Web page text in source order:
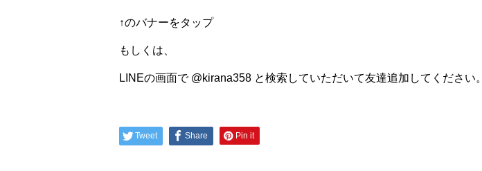
↑のバナーをタップ
もしくは、
LINEの画面で @kirana358 と検索していただいて友達追加してください。
Tweet Share Pin it